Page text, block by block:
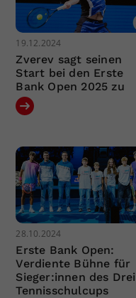
19.12.2024
Zverev sagt seinen
Start bei den Erste
Bank Open 2025 zu
28.10.2024
Erste Bank Open:
Verdiente Bühne für
Sieger:innen des Drei
Tennisschulcups